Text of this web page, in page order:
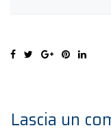
Lascia un